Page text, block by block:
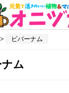
ビバーナム
ナム